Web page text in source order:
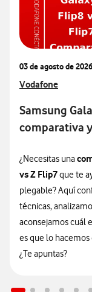
03 de agosto de 2026
Ver más articulos
Vodafone
Samsung
comparativa
¿Necesitas una
vs Z Flip7que te
plegable? Aquí
técnicas,
aconsejamos cuál
es que lo
¿Te apuntas?